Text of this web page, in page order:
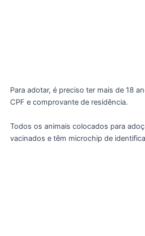
Para adotar, é preciso ter mais de 18
CPF e comprovante de residência.
Todos os animais colocados para
vacinados e têm microchip de